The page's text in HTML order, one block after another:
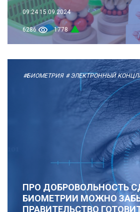
09:24 15.09.2024
6286 1778
#БИОМЕТРИЯ # ЭЛЕКТРОННЫЙ
ПРО ДОБРОВОЛЬНОСТЬ
БИОМЕТРИИ МОЖНО
ПРАВИТЕЛЬСТВО